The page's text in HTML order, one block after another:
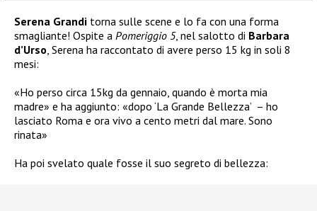
Serena Grandi torna sulle scene e lo fa con una forma
smagliante! Ospite a Pomeriggio 5, nel salotto di Barbara
d’Urso , Serena ha raccontato di avere perso 15 kg in soli 8
mesi:
«Ho perso circa 15kg da gennaio, quando è morta mia
madre» e ha aggiunto: «dopo ‘La Grande Bellezza’ – ho
lasciato Roma e ora vivo a cento metri dal mare. Sono
rinata»
Ha poi svelato quale fosse il suo segreto di bellezza: